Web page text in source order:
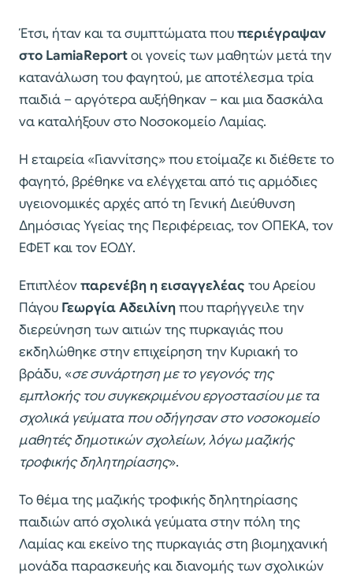
Έτσι, ήταν και τα συμπτώματα πουπεριέγραψαν
στο LamiaReportοι γονείς των μαθητών μετά την
κατανάλωση του φαγητού, με αποτέλεσμα τρία
παιδιά – αργότερα αυξήθηκαν – και μια δασκάλα
να καταλήξουν στο Νοσοκομείο Λαμίας.
Η εταιρεία «Γιαννίτσης» που ετοίμαζε κι διέθετε το
φαγητό, βρέθηκε να ελέγχεται από τις αρμόδιες
υγειονομικές αρχές από τη Γενική Διεύθυνση
Δημόσιας Υγείας της Περιφέρειας, τον ΟΠΕΚΑ, τον
ΕΦΕΤ και τον ΕΟΔΥ.
Επιπλέονπαρενέβη η εισαγγελέας του Αρείου
Πάγου Γεωργία Αδειλίνηπου παρήγγειλε την
διερεύνηση των αιτιών της πυρκαγιάς που
εκδηλώθηκε στην επιχείρηση την Κυριακή το
βράδυ, «σε συνάρτηση με το γεγονός της
εμπλοκής του συγκεκριμένου εργοστασίου με τα
σχολικά γεύματα που οδήγησαν στο νοσοκομείο
μαθητές δημοτικών σχολείων, λόγω μαζικής
τροφικής δηλητηρίασης».
Το θέμα της μαζικής τροφικής δηλητηρίασης
παιδιών από σχολικά γεύματα στην πόλη της
Λαμίας και εκείνο της πυρκαγιάς στη βιομηχανική
μονάδα παρασκευής και διανομής των σχολικών